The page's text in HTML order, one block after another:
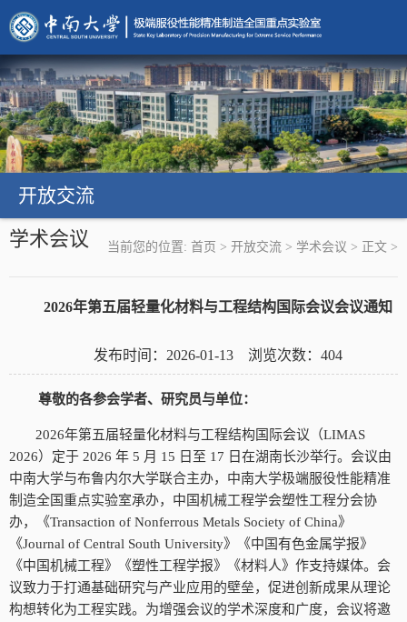
开放交流
学术会议 当前您的位置: 首页 > 开放交流 > 学术会议 > 正文 >
2026年第五届轻量化材料与工程结构国际会议会议通知
发布时间：2026-01-13 浏览次数： 404
尊敬的各参会学者、研究员与单位：
2026年第五届轻量化材料与工程结构国际会议（LIMAS
2026）定于 2026 年 5 月 15 日至 17 日在湖南长沙举行。会议由
中南大学与布鲁内尔大学联合主办，中南大学极端服役性能精准
制造全国重点实验室承办，中国机械工程学会塑性工程分会协
办，《Transaction of Nonferrous Metals Society of China》
《Journal of Central South University》《中国有色金属学报》
《中国机械工程》《塑性工程学报》《材料人》作支持媒体。会
议致力于打通基础研究与产业应用的壁垒，促进创新成果从理论
构想转化为工程实践。为增强会议的学术深度和广度，会议将邀